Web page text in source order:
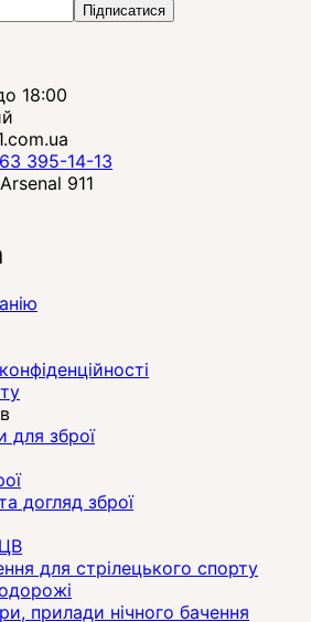
Підписатися
18:00
395-14-13
911
для зброї
догляд зброї
для стрілецького спорту
прилади нічного бачення